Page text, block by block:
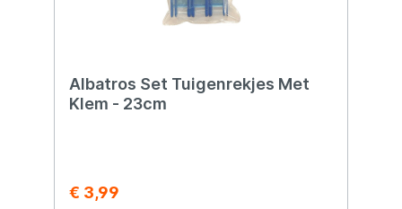
Albatros Set Tuigenrekjes Met
Klem - 23cm
€ 3,99